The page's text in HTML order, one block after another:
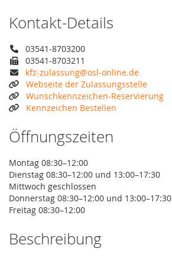
Kontakt-Details
03541-8703200
03541-8703211
kfz-zulassung@osl-online.de
Webseite der Zulassungsstelle
Wunschkennzeichen-Reservierung
Kennzeichen Bestellen
Öffnungszeiten
Montag 08:30–12:00
Dienstag 08:30–12:00 und 13:00–17:30
Mittwoch geschlossen
Donnerstag 08:30–12:00 und 13:00–17:30
Freitag 08:30–12:00
Beschreibung